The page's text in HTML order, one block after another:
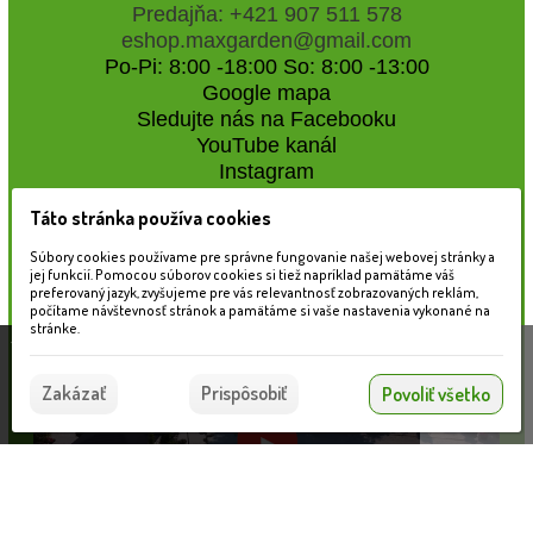
Predajňa: +421 907 511 578
eshop.maxgarden@gmail.com
Po-Pi: 8:00 -18:00 So: 8:00 -13:00
Google mapa
Sledujte nás na Facebooku
YouTube kanál
Instagram
Naše záhradné centrum
Táto stránka používa súbory cookies, ktoré nám
pomáhajú poskytovať služby. Používaním našich
služieb vyjadrujete súhlas s používaním súborov
Súhlasím
Táto stránka používa cookies
Súbory cookies používame pre správne fungovanie našej webovej stránky a
jej funkcií. Pomocou súborov cookies si tiež napríklad pamätáme váš
preferovaný jazyk, zvyšujeme pre vás relevantnosť zobrazovaných reklám,
počítame návštevnosť stránok a pamätáme si vaše nastavenia vykonané na
stránke.
Zakázať Prispôsobiť Povoliť všetko